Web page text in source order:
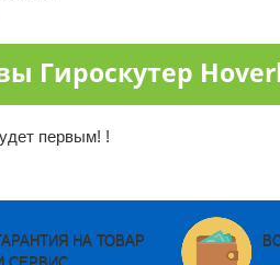
Гироскутер
первым! !
НА ТОВАР